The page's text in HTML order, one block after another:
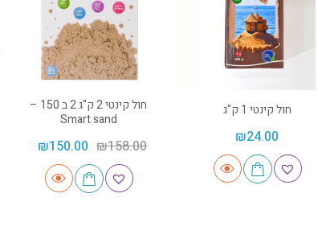
חול קינטי 1 ק"ג
₪24.00
חול קינטי 2 ק"ג 2 ב 150 –
Smart sand
₪158.00
₪150.00